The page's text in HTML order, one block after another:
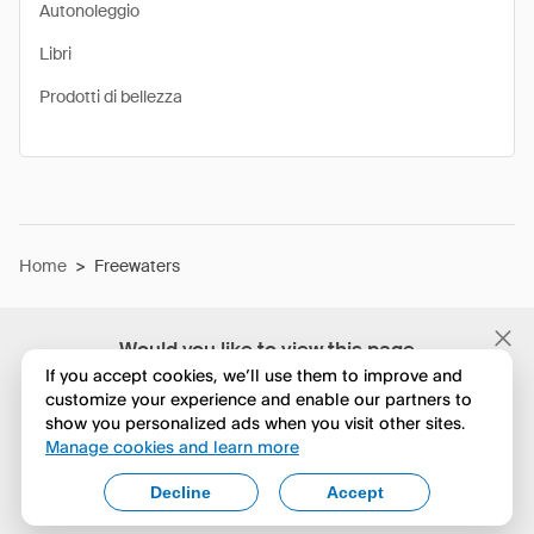
Would you like to view this page
in English?
No, continua a esplorare
Yes, change to English
Autonoleggio
Libri
Prodotti di bellezza
Home > Freewaters
If you accept cookies, we’ll use them to improve and
customize your experience and enable our partners to
show you personalized ads when you visit other sites.
Manage cookies and learn more
Accept
Decline